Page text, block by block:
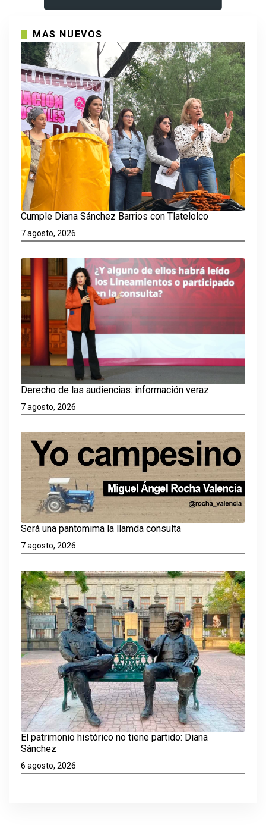
MAS NUEVOS
Cumple Diana Sánchez Barrios con Tlatelolco
7 agosto, 2026
Derecho de las audiencias: información veraz
7 agosto, 2026
Será una pantomima la llamda consulta
7 agosto, 2026
El patrimonio histórico no tiene partido: Diana
Sánchez
6 agosto, 2026